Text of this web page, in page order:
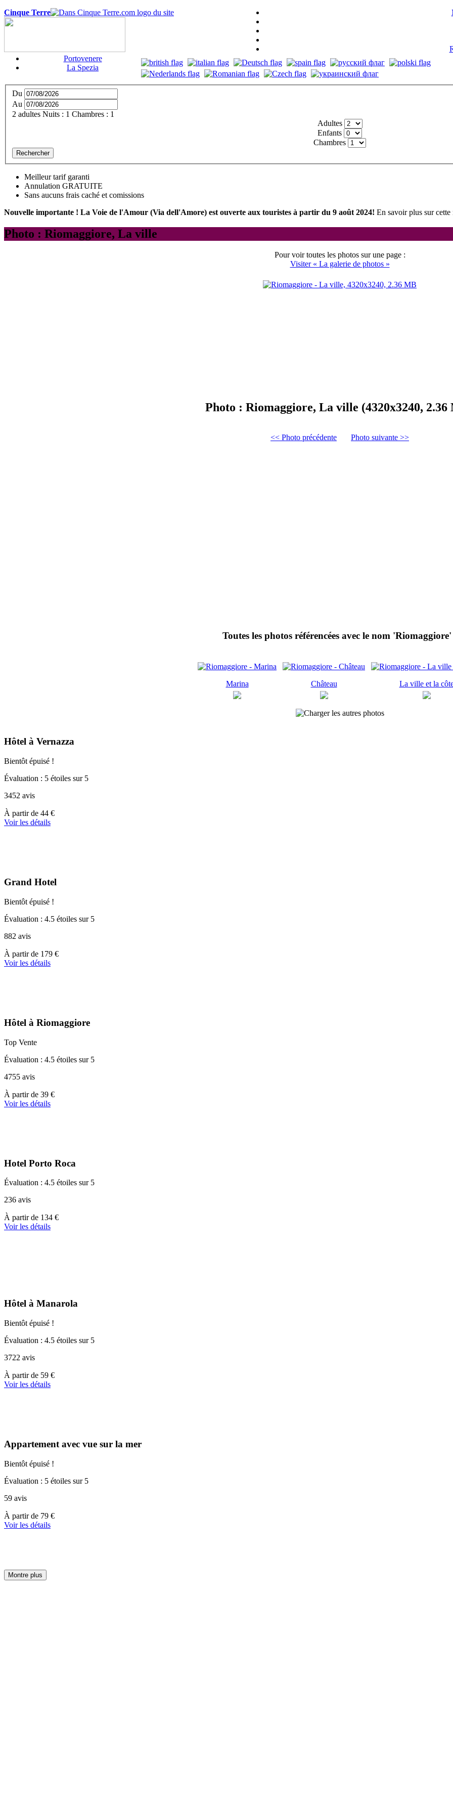
Cinque Terre
Portovenere
La Spezia
Du
Au
2 adultes Nuits : 1 Chambres : 1
Adultes
Enfants
Chambres
Rechercher
Meilleur tarif garanti
Annulation GRATUITE
Sans aucuns frais caché et comissions
Nouvelle importante ! La Voie de l'Amour (Via dell'Amore) est ouverte aux touristes à partir du 9 août 2024! En savoir plus sur
Photo : Riomaggiore, La ville
Pour voir toutes les photos sur une page :
Visiter « La galerie de photos »
Photo : Riomaggiore, La ville (4320x3240, 2.36
<< Photo précédente Photo suivante >>
Toutes les photos référencées avec le nom
Marina Château La ville et la
Hôtel à Vernazza
Bientôt épuisé !
Évaluation : 5 étoiles sur 5
3452 avis
À
partir
À partir de 44 €
Voir les détails
Grand Hotel
Bientôt épuisé !
Évaluation : 4.5 étoiles sur 5
882 avis
À
partir
À partir de 179 €
Voir les détails
Hôtel à Riomaggiore
Top Vente
Évaluation : 4.5 étoiles sur 5
4755 avis
À
partir
À partir de 39 €
Voir les détails
Hotel Porto Roca
Évaluation : 4.5 étoiles sur 5
236 avis
À
partir
À partir de 134 €
Voir les détails
Hôtel à Manarola
Bientôt épuisé !
Évaluation : 4.5 étoiles sur 5
3722 avis
À
partir
À partir de 59 €
Voir les détails
Appartement avec vue sur la mer
Bientôt épuisé !
Évaluation : 5 étoiles sur 5
59 avis
À
partir
À partir de 79 €
Voir les détails
Montre plus